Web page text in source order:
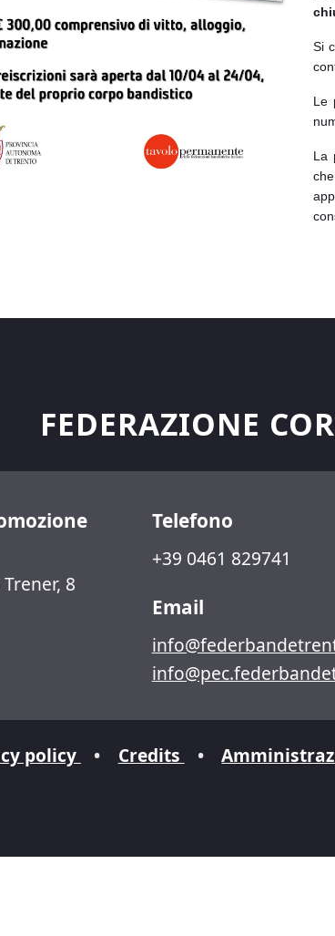
Si
Le
La
che
FEDERAZIONE
8
Telefono
+39 0461 829741
Email
policy • Credits •